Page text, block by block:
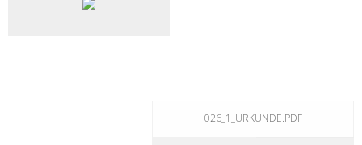
026_1_URKUNDE.PDF